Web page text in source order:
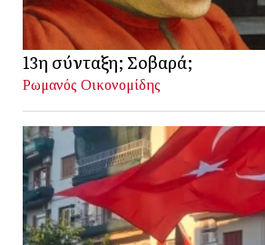
13η σύνταξη; Σοβαρά;
Ρωμανός Οικονομίδης